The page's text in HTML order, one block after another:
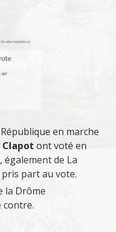
en marche
ont voté en
, également de La
pris part au vote.
la Drôme
contre.